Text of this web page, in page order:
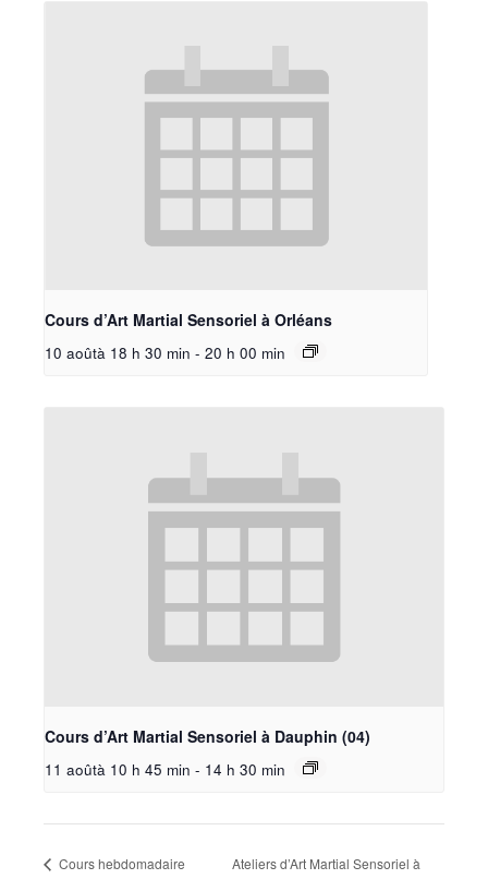
Cours d’Art Martial Sensoriel à Orléans
10 aoûtà 18 h 30 min - 20 h 00 min
Cours d’Art Martial Sensoriel à Dauphin (04)
11 aoûtà 10 h 45 min - 14 h 30 min
Cours hebdomadaire Ateliers d’Art Martial Sensoriel à